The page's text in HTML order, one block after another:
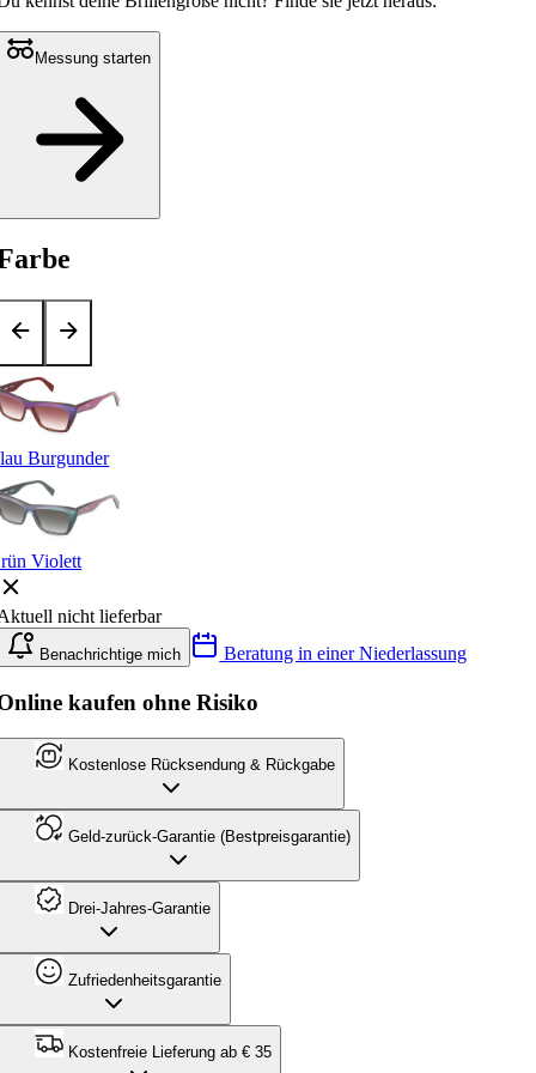
Messung starten
Burgunder
Violett
nicht lieferbar
Benachrichtige mich Beratung in einer Niederlassung
kaufen ohne Risiko
Kostenlose Rücksendung & Rückgabe
Geld-zurück-Garantie (Bestpreisgarantie)
Drei-Jahres-Garantie
Zufriedenheitsgarantie
Kostenfreie Lieferung ab € 35